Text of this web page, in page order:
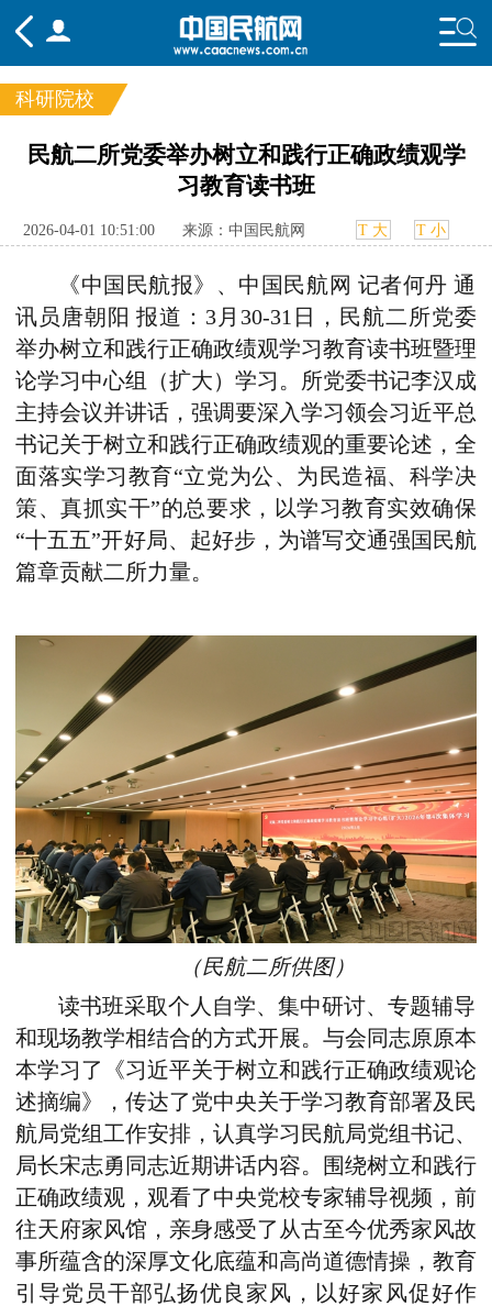
频道
国内
航图 智库 专题 舆情
科研院校
民航二所党委举办树立和践行正确政绩观学
习教育读书班
2026-04-01 10:51:00 来源：中国民航网 T 大 T 小
《中国民航报》、中国民航网 记者何丹 通
讯员唐朝阳 报道： 3月30-31日，民航二所党委
举办树立和践行正确政绩观学习教育读书班暨理
论学习中心组（扩大）学习。所党委书记李汉成
主持会议并讲话，强调要深入学习领会习近平总
书记关于树立和践行正确政绩观的重要论述，全
面落实学习教育“立党为公、为民造福、科学决
策、真抓实干”的总要求，以学习教育实效确保
“十五五”开好局、起好步，为谱写交通强国民航
篇章贡献二所力量。
（民航二所供图）
读书班采取个人自学、集中研讨、专题辅导
和现场教学相结合的方式开展。与会同志原原本
本学习了《习近平关于树立和践行正确政绩观论
述摘编》
，传达了党中央关于学习教育部署及民
航局党组工作安排，认真学习民航局党组书记、
局长宋志勇同志近期讲话内容。围绕树立和践行
正确政绩观，观看了中央党校专家辅导视频，前
往天府家风馆， 亲身感受了从古至今优秀家风故
事所蕴含的深厚文化底蕴和高尚道德情操， 教育
引导党员干部弘扬优良家风， 以好家风促好作